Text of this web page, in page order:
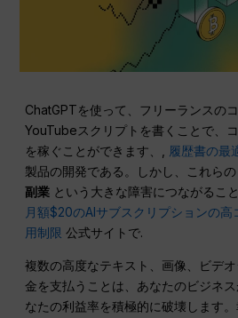
ChatGPTを使って、フリーランスの
YouTubeスクリプトを書くことで、
を稼ぐことができます、, 履歴書の最
製品の開発である。しかし、これら
副業 という大きな障害につながるこ
月額$20のAIサブスクリプションの高
用制限 公式サイトで.
複数の高度なテキスト、画像、ビデ
金を支払うことは、あなたのビジネ
なたの利益率を積極的に破壊します。